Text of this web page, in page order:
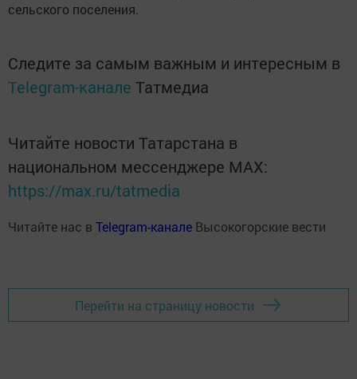
сельского поселения.
Следите за самым важным и интересным в
Telegram-канале Татмедиа
Читайте новости Татарстана в
национальном мессенджере MАХ:
https://max.ru/tatmedia
Читайте нас в Telegram-канале Высокогорские вести
Перейти на страницу новости